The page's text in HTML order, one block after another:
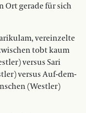
Ort gerade für sich
vereinzelte
tobt kaum
versus Sari
versus Auf-dem-
(Westler)